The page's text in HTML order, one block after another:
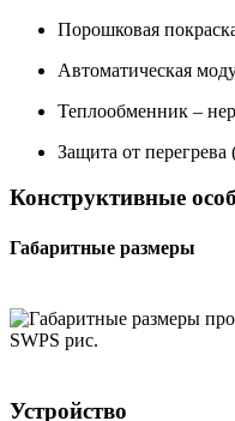
Порошковая
Автоматическая
Теплообменник –
Защита от перегрева
Конструктивные
Габаритные размеры
Устройство